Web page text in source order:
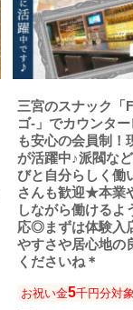
三宮のスナック「
ゴ-」でカウンタ
も安心の会員制！
が活躍中♪派閥な
びと自分らしく働
さんも歓迎★本業
しながら働けるよ
応◎まずは体験入
やすさや居心地の
くださいね＊
お祝い金5千円分対象